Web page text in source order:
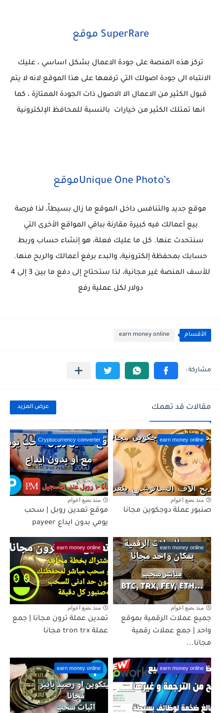
SuperRare موقع
تركز هذه المنصة على جودة الاعمال بشكل اساسي ، عليك
الانتباه الى جودة اصولك التي ترفعها على هذا الموقع لانه لا يتم
قبول الكثير من الاعمال الا الاصول ذات الجودة الممتازة ، كما
انها تمتلك الكثير من خيارات بالنسبة للمحافظ الإلكترونية
Unique One Photo’sموقع
موقع جديد والتنافس داخل الموقع ما زال بسيطاً، لذا فرصة
بيع أعمالك فيه كبيرة مقارنة بباقي المواقع الأخرى التي
سنتحدث عنها. كل ما عليك فعلة، هو إنشاء حساب وربط
حسابك بمحفظة إلكترونية، والبدء برفع أعمالك والربح منها.
للأسف المنصة غير مجانية، لذا ستحتاج إلى دفع ما بين 3 إلى 4
دولار لكل عملية رفع
الأقسام earn money online
مقالات قد تهمك عرض المزيد
earn money online
منذ بضع اعوام
صنبور عملة دوجكوين مجانا
Cryptocurrency converter
منذ بضع اعوام
موقع تعدين روبل | سحب
يومي بدون ايداع payeer
earn money online
منذ بضع اعوام
جميع عملات الرقمية بموقع
واحد | جمع عملات رقمية
مجانا...
earn money online
منذ بضع اعوام
تعدين عملة ترون مجانا | جمع
عملة tron trx مجانا
earn money online
earn money online